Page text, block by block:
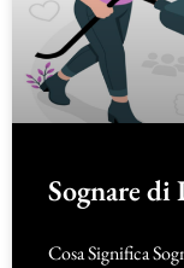
Sognare
Cosa Significa